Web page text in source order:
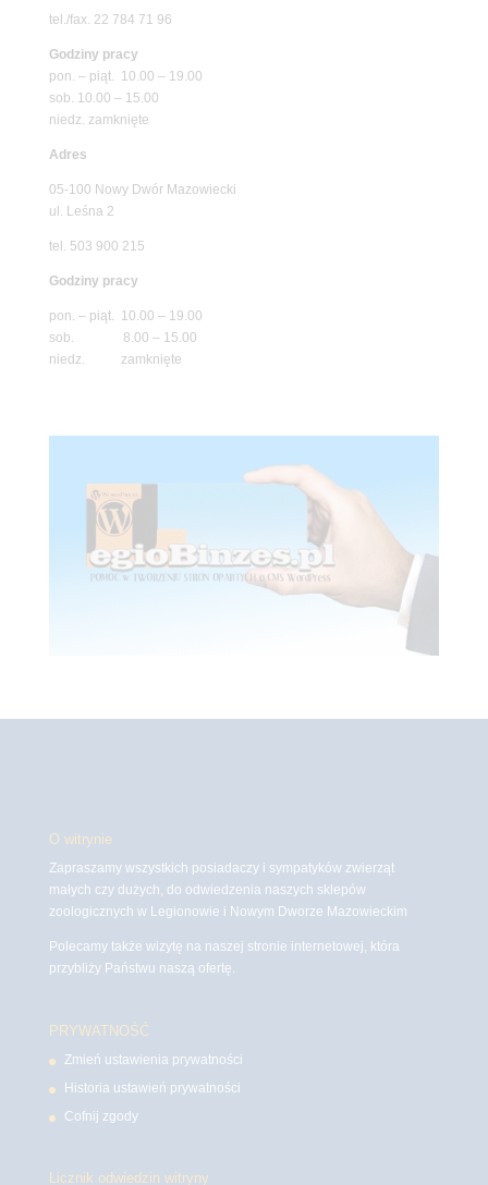
tel./fax. 22 784 71 96
Godziny pracy
pon. – piąt. 10.00 – 19.00
sob. 10.00 – 15.00
niedz. zamknięte
Adres
05-100 Nowy Dwór Mazowiecki
ul. Leśna 2
tel. 503 900 215
Godziny pracy
pon. – piąt. 10.00 – 19.00
sob. 8.00 – 15.00
niedz. zamknięte
O witrynie
Zapraszamy wszystkich posiadaczy i sympatyków zwierząt
małych czy dużych, do odwiedzenia naszych sklepów
zoologicznych w Legionowie i Nowym Dworze Mazowieckim
Polecamy także wizytę na naszej stronie internetowej, która
przybliży Państwu naszą ofertę.
PRYWATNOŚĆ
Zmień ustawienia prywatności
Historia ustawień prywatności
Cofnij zgody
Licznik odwiedzin witryny